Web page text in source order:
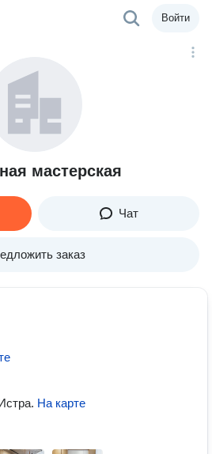
Войти
мастерская
Чат
заказ
. На карте